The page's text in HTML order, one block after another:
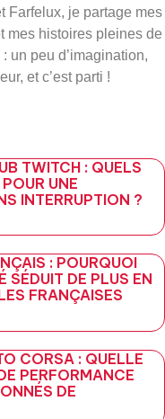
Farfelux, je partage mes
mes histoires pleines de
un peu d’imagination,
et c’est parti !
TWITCH : QUELS
UNE
INTERRUPTION ?
: POURQUOI
SÉDUIT DE PLUS EN
FRANÇAISES
CORSA : QUELLE
PERFORMANCE
DE